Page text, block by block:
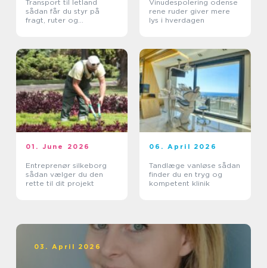
Transport til letland
sådan får du styr på
fragt, ruter og
Vinudespolering odense
rene ruder giver mere
lys i hverdagen
01. June 2026
Entreprenør silkeborg
sådan vælger du den
rette til dit projekt
06. April 2026
Tandlæge vanløse sådan
finder du en tryg og
kompetent klinik
03. April 2026